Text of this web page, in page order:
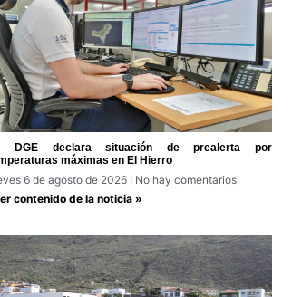
DGE declara situación de prealerta por
máximas en El Hierro
6 de agosto de 2026
No hay comentarios
contenido de la noticia »